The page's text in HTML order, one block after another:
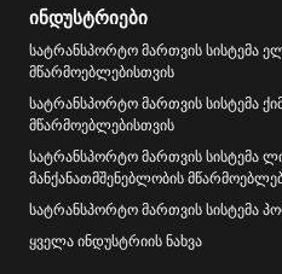
ინდუსტრიები
სატრანსპორტო მართვის სისტემა
მწარმოებლებისთვის
სატრანსპორტო მართვის სისტემა
მწარმოებლებისთვის
სატრანსპორტო მართვის სისტემა
მანქანათმშენებლობის
სატრანსპორტო მართვის სისტემა
ყველა ინდუსტრიის ნახვა